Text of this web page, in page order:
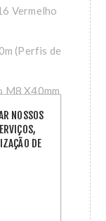
Vermelho
(Perfis de
M8 X40mm
2,40m
-
NOSSOS
DE